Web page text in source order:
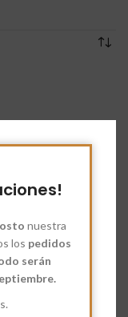
nuestra
los pedidos
serán